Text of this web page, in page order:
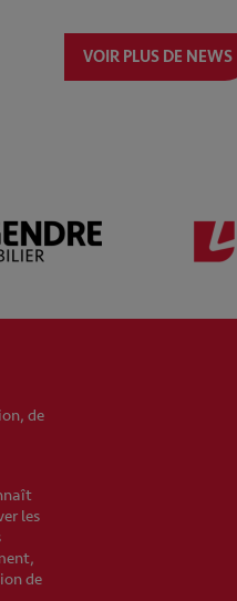
VOIR PLUS DE NEWS
de
les
de